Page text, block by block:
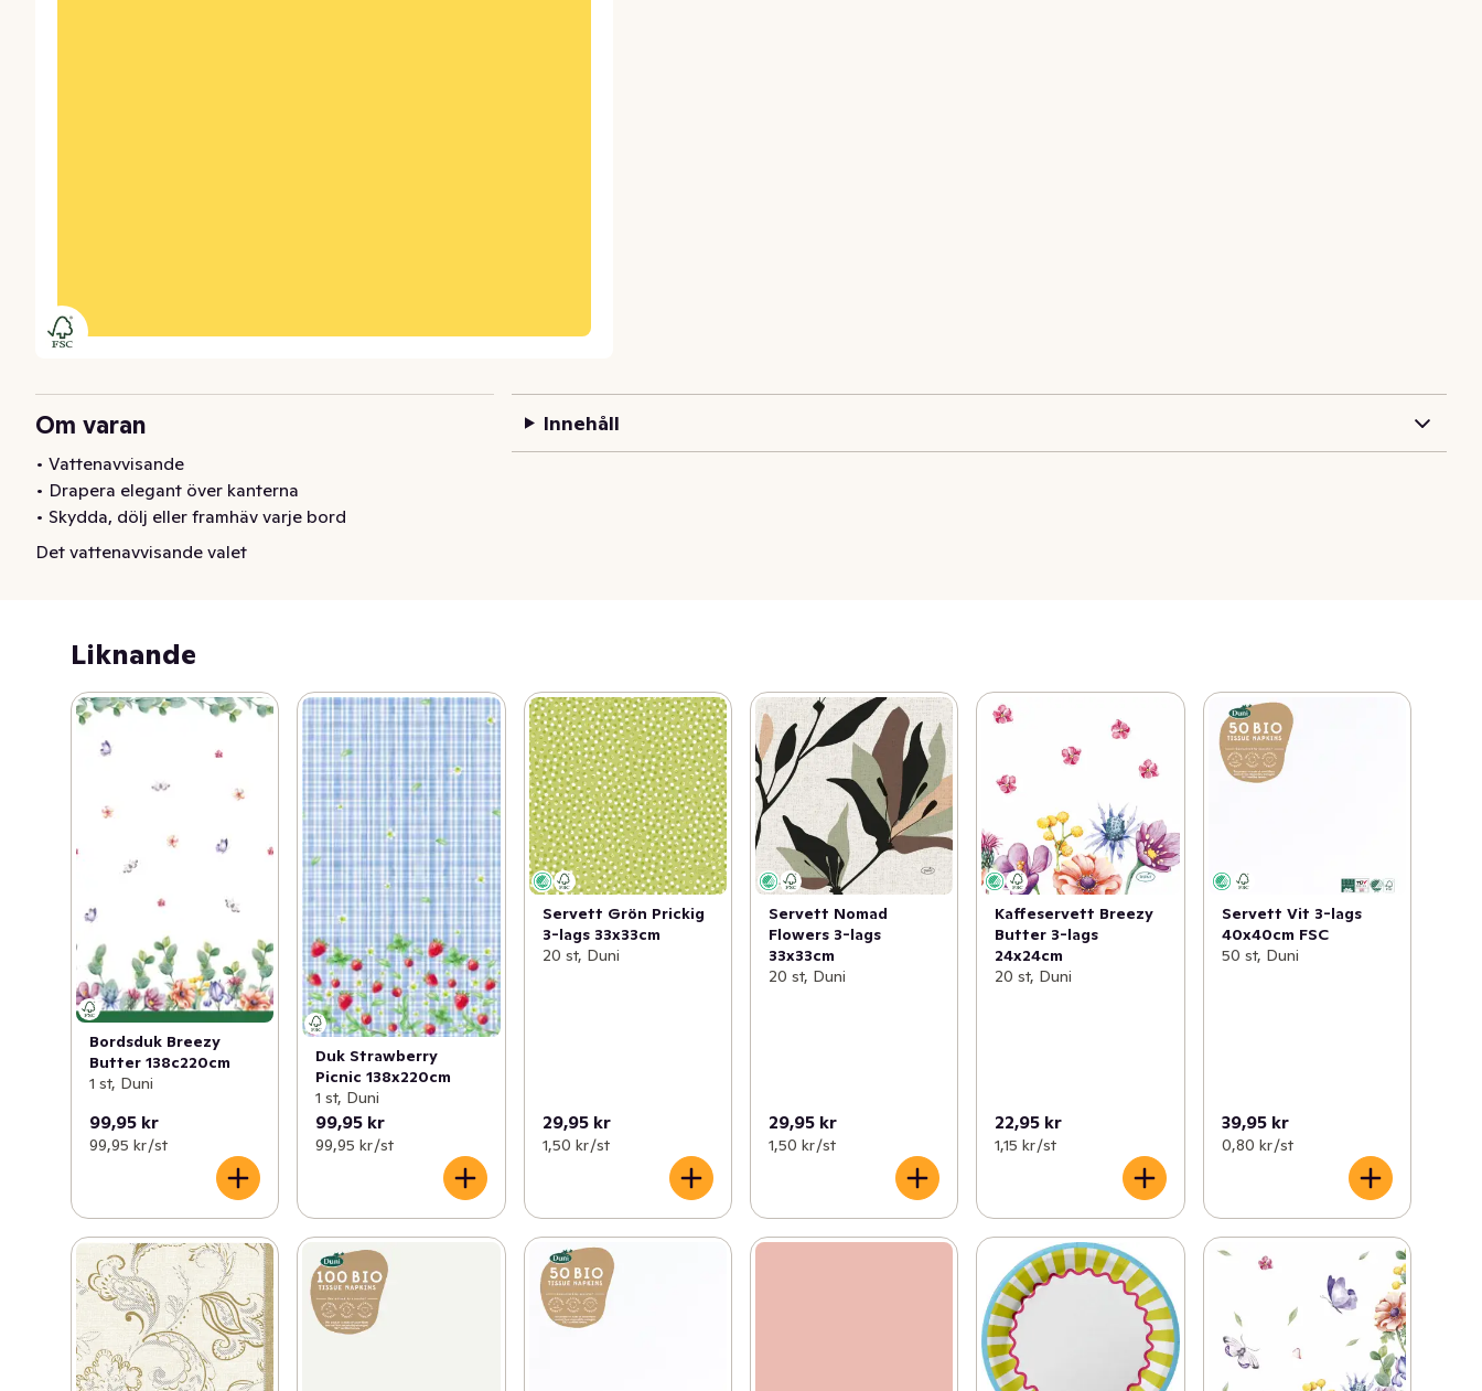
Om varan
• Vattenavvisande
• Drapera elegant över kanterna
• Skydda, dölj eller framhäv varje bord
Det vattenavvisande valet
Innehåll
Liknande
Bordsduk Breezy
Butter 138c220cm
1 st, Duni
99,95 kr
99,95 kr /st
Duk Strawberry
Picnic 138x220cm
1 st, Duni
99,95 kr
99,95 kr /st
Servett Grön Prickig
3-lags 33x33cm
20 st, Duni
29,95 kr
1,50 kr /st
Servett Nomad
Flowers 3-lags
33x33cm
20 st, Duni
29,95 kr
1,50 kr /st
Kaffeservett Breezy
Butter 3-lags
24x24cm
20 st, Duni
22,95 kr
1,15 kr /st
Servett Vit 3-lags
40x40cm FSC
50 st, Duni
39,95 kr
0,80 kr /st